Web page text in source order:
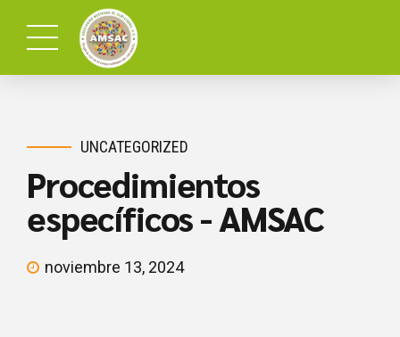
UNCATEGORIZED
Procedimientos
específicos - AMSAC
noviembre 13, 2024